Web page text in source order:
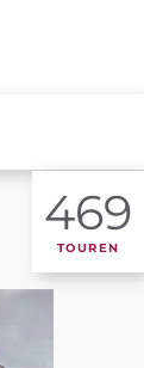
469
TOUREN